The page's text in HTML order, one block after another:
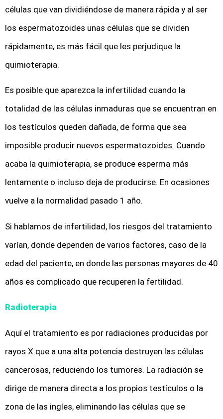
células que van dividiéndose de manera rápida y al ser
los espermatozoides unas células que se dividen
rápidamente, es más fácil que les perjudique la
quimioterapia.
Es posible que aparezca la infertilidad cuando la
totalidad de las células inmaduras que se encuentran en
los testículos queden dañada, de forma que sea
imposible producir nuevos espermatozoides. Cuando
acaba la quimioterapia, se produce esperma más
lentamente o incluso deja de producirse. En ocasiones
vuelve a la normalidad pasado 1 año.
Si hablamos de infertilidad, los riesgos del tratamiento
varían, donde dependen de varios factores, caso de la
edad del paciente, en donde las personas mayores de 40
años es complicado que recuperen la fertilidad.
Radioterapia
Aquí el tratamiento es por radiaciones producidas por
rayos X que a una alta potencia destruyen las células
cancerosas, reduciendo los tumores. La radiación se
dirige de manera directa a los propios testículos o la
zona de las ingles, eliminando las células que se